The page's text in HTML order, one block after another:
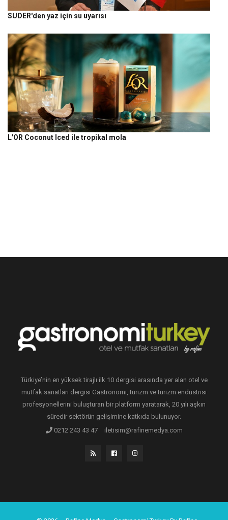
SUDER'den yaz için su uyarısı
L'OR Coconut Iced ile tropikal mola
Türkiye’nin en yüksek tirajlı ilk 10 dergisi arasında yer alan otel ve
mutfak sanatları dergisi Gastronomi, turizm ve turizm endüstrisi
profesyonellerini buluşturan bir platform yaratarak, 20 yılı aşkın
süredir sektörün gelişimine katkıda bulunuyor.
0212 243 43 47
iletisim@rafinemedya.com